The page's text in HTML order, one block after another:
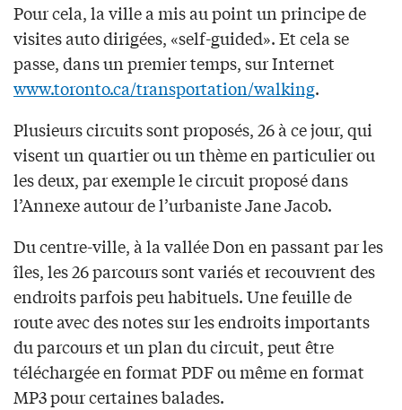
Pour cela, la ville a mis au point un principe de
visites auto dirigées, «self-guided». Et cela se
passe, dans un premier temps, sur Internet
www.toronto.ca/transportation/walking.
Plusieurs circuits sont proposés, 26 à ce jour, qui
visent un quartier ou un thème en particulier ou
les deux, par exemple le circuit proposé dans
l’Annexe autour de l’urbaniste Jane Jacob.
Du centre-ville, à la vallée Don en passant par les
îles, les 26 parcours sont variés et recouvrent des
endroits parfois peu habituels. Une feuille de
route avec des notes sur les endroits importants
du parcours et un plan du circuit, peut être
téléchargée en format PDF ou même en format
MP3 pour certaines balades.